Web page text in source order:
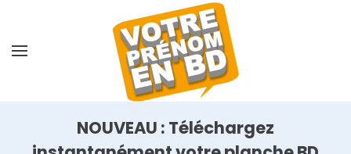
NOUVEAU : Téléchargez